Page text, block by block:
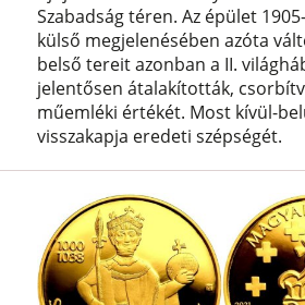
Szabadság téren. Az épület
külső megjelenésében azóta
belső tereit azonban a II.
jelentősen átalakították,
műemléki értékét. Most kívül-
visszakapja eredeti szépségét.